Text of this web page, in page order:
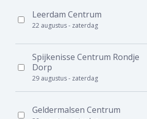
Leerdam Centrum
22 augustus - zaterdag
Spijkenisse Centrum Rondje
Dorp
29 augustus - zaterdag
Geldermalsen Centrum